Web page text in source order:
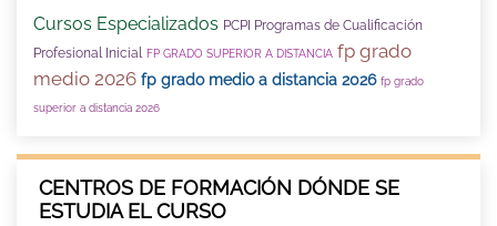
Cursos Especializados PCPI Programas de Cualificación
Profesional Inicial
FP GRADO SUPERIOR A DISTANCIA fp grado
medio 2026 fp grado medio a distancia 2026 fp grado
superior a distancia 2026
CENTROS DE FORMACIÓN DÓNDE SE
ESTUDIA EL CURSO